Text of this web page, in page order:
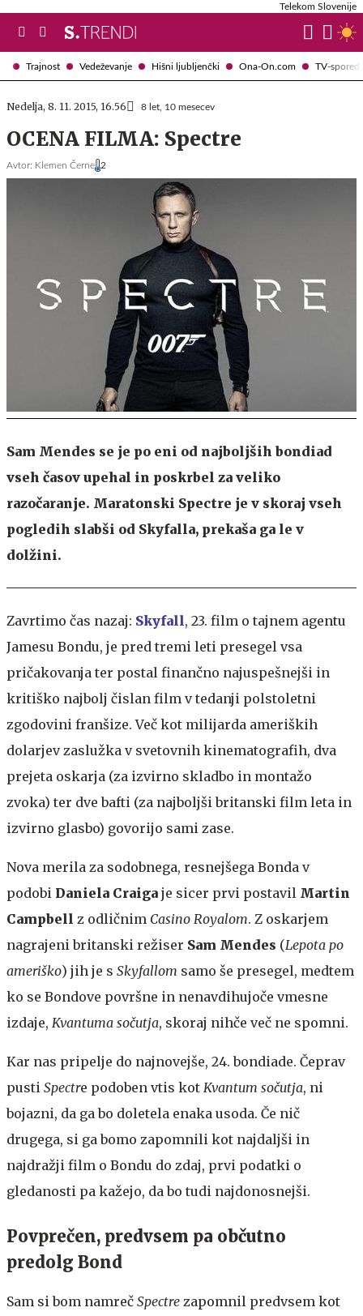
Trajnost Vedeževanje Hišni ljubljenčki Ona-On.com TV-spored
Telekom Slovenije
Nedelja, 8. 11. 2015, 16.56 8 let, 10 mesecev
OCENA FILMA: Spectre
Avtor: Klemen Černe 2
Sam Mendes se je po eni od najboljših bondiad
vseh časov upehal in poskrbel za veliko
razočaranje. Maratonski Spectre je v skoraj vseh
pogledih slabši od Skyfalla, prekaša ga le v
dolžini.
Zavrtimo čas nazaj: Skyfall, 23. film o tajnem agentu
Jamesu Bondu, je pred tremi leti presegel vsa
pričakovanja ter postal finančno najuspešnejši in
kritiško najbolj čislan film v tedanji polstoletni
zgodovini franšize. Več kot milijarda ameriških
dolarjev zaslužka v svetovnih kinematografih, dva
prejeta oskarja (za izvirno skladbo in montažo
zvoka) ter dve bafti (za najboljši britanski film leta in
izvirno glasbo) govorijo sami zase.
Nova merila za sodobnega, resnejšega Bonda v
podobi Daniela Craiga je sicer prvi postavil Martin
Campbell z odličnim Casino Royalom. Z oskarjem
nagrajeni britanski režiser Sam Mendes (Lepota po
ameriško) jih je s Skyfallom samo še presegel, medtem
ko se Bondove površne in nenavdihujoče vmesne
izdaje, Kvantuma sočutja, skoraj nihče več ne spomni.
Kar nas pripelje do najnovejše, 24. bondiade. Čeprav
pusti Spectre podoben vtis kot Kvantum sočutja, ni
bojazni, da ga bo doletela enaka usoda. Če nič
drugega, si ga bomo zapomnili kot najdaljši in
najdražji film o Bondu do zdaj, prvi podatki o
gledanosti pa kažejo, da bo tudi najdonosnejši.
Povprečen, predvsem pa občutno
predolg Bond
Sam si bom namreč Spectre zapomnil predvsem kot